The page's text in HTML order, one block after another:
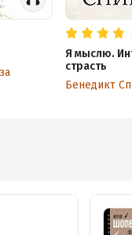
Я мыслю.
страсть
Бенедикт